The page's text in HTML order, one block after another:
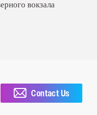
вокзала
Contact Us